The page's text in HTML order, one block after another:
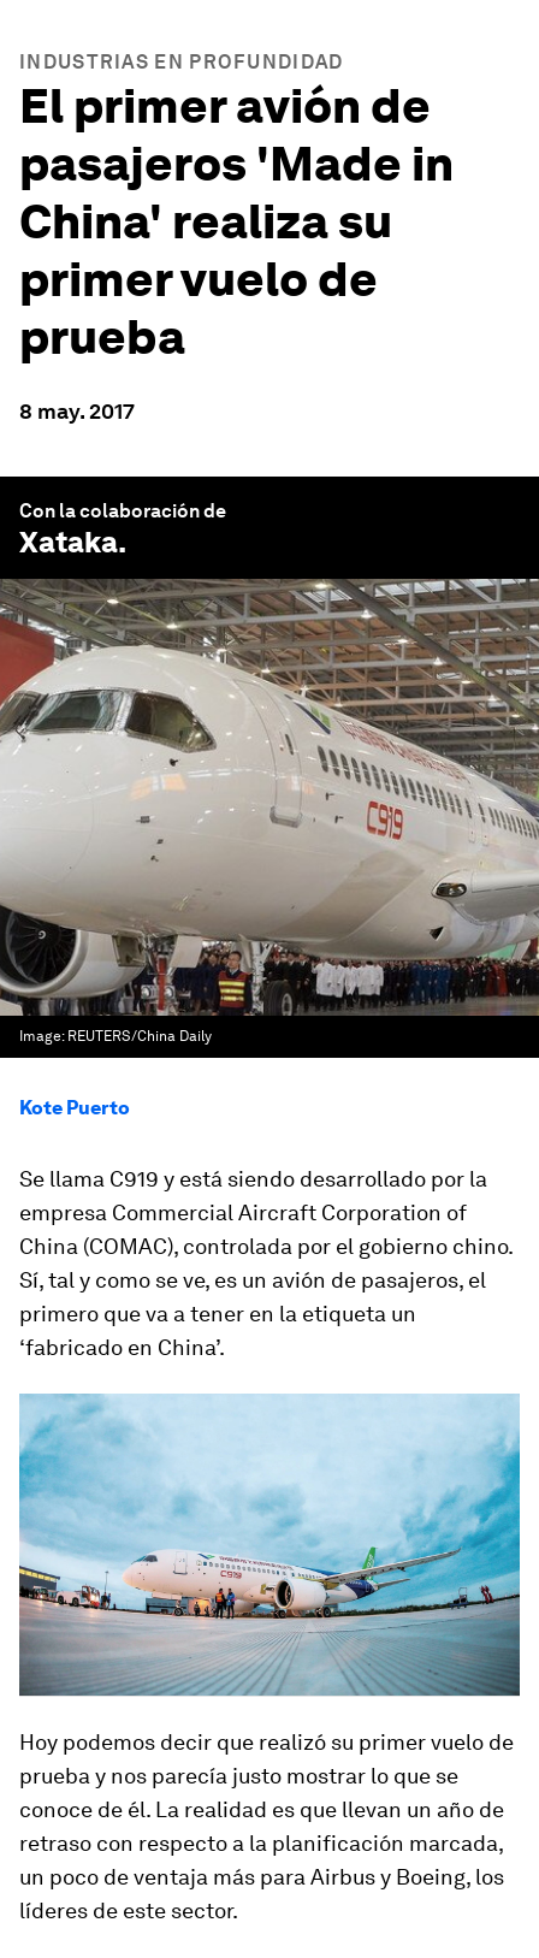
INDUSTRIAS EN PROFUNDIDAD
El primer avión de
pasajeros 'Made in
China' realiza su
primer vuelo de
prueba
8 may. 2017
Con la colaboración de
Xataka.
Image: REUTERS/China Daily
Kote Puerto
Se llama C919 y está siendo desarrollado por la
empresa Commercial Aircraft Corporation of
China (COMAC), controlada por el gobierno chino.
Sí, tal y como se ve, es un avión de pasajeros, el
primero que va a tener en la etiqueta un
‘fabricado en China’.
Hoy podemos decir que realizó su primer vuelo de
prueba y nos parecía justo mostrar lo que se
conoce de él. La realidad es que llevan un año de
retraso con respecto a la planificación marcada,
un poco de ventaja más para Airbus y Boeing, los
líderes de este sector.